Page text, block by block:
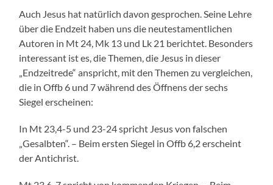
Auch Jesus hat natürlich davon gesprochen. Seine Lehre
über die Endzeit haben uns die neutestamentlichen
Autoren in Mt 24, Mk 13 und Lk 21 berichtet. Besonders
interessant ist es, die Themen, die Jesus in dieser
„Endzeitrede“ anspricht, mit den Themen zu vergleichen,
die in Offb 6 und 7 während des Öffnens der sechs
Siegel erscheinen:
In Mt 23,4-5 und 23-24 spricht Jesus von falschen
„Gesalbten“. – Beim ersten Siegel in Offb 6,2 erscheint
der Antichrist.